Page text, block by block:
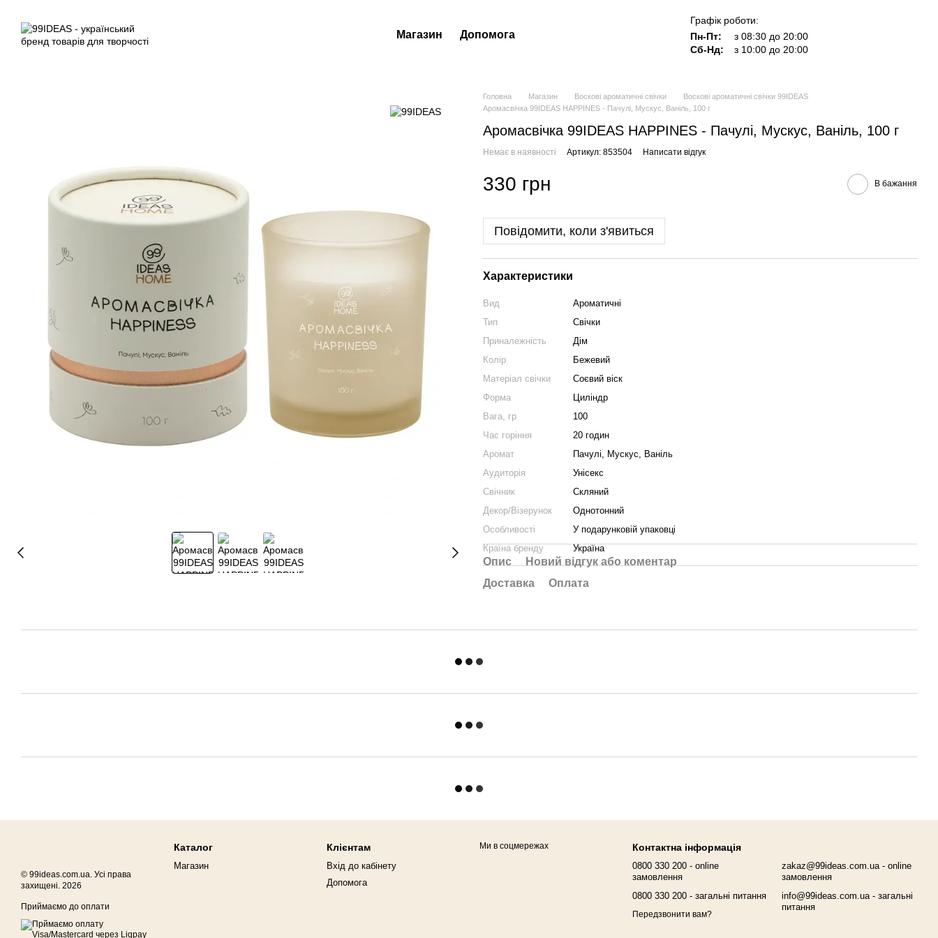
Магазин Допомога
Графік роботи:
Пн-Пт:
з 08:30 до 20:00
Сб-Нд:
з 10:00 до 20:00
Головна Магазин Воскові ароматичні свічки
Воскові ароматичні свічки 99IDEAS
Аромасвічка 99IDEAS HAPPINES - Пачулі, Мускус, Ваніль, 100 г
Аромасвічка 99IDEAS HAPPINES - Пачулі, Мускус, Ваніль, 100 г
Немає в наявності Артикул: 853504 Написати відгук
330 грн В бажання
Повідомити, коли з'явиться
Характеристики
Вид
Ароматичні
Тип
Свічки
Приналежність
Дім
Колір
Бежевий
Матеріал свічки
Соєвий віск
Форма
Циліндр
Вага, гр
100
Час горіння
20 годин
Аромат
Пачулі, Мускус, Ваніль
Аудиторія
Унісекс
Свічник
Скляний
Декор/Візерунок
Однотонний
Особливості
У подарунковій упаковці
Країна бренду
Україна
Опис
Новий відгук або коментар
Доставка
Оплата
© 99ideas.com.ua. Усі права
захищені. 2026
Приймаємо до оплати
Каталог
Магазин
Клієнтам
Вхід до кабінету
Допомога
Ми в соцмережах Контактна інформація
0800 330 200 - online
замовлення
0800 330 200 - загальні питання
Передзвонити вам?
zakaz@99ideas.com.ua - online
замовлення
info@99ideas.com.ua - загальні
питання